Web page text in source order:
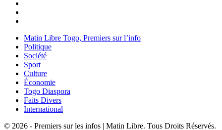
Matin Libre Togo, Premiers sur l’info
Politique
Société
Sport
Culture
Économie
Togo Diaspora
Faits Divers
International
© 2026 - Premiers sur les infos | Matin Libre. Tous Droits Réservés.